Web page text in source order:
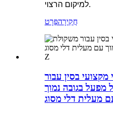
למיקום הרצוי.
חֲקִירָהפְּרָט
בסין עבור
בגובה נמוך